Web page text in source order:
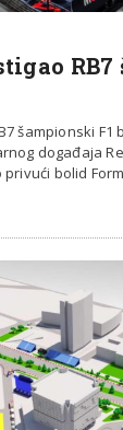
šampionski F1
događaja
bolid